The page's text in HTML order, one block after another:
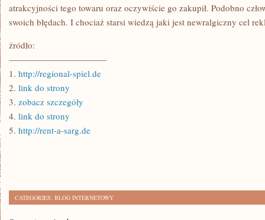
atrakcyjności tego towaru oraz oczywiście go zakupił. Podobno
swoich błędach. I chociaż starsi wiedzą jaki jest newralgiczny cel
źródło:
———————————
1. http://regional-spiel.de
2. link do strony
3. zobacz szczegóły
4. link do strony
5. http://rent-a-sarg.de
CATEGORIES: BLOG INTERNETOWY